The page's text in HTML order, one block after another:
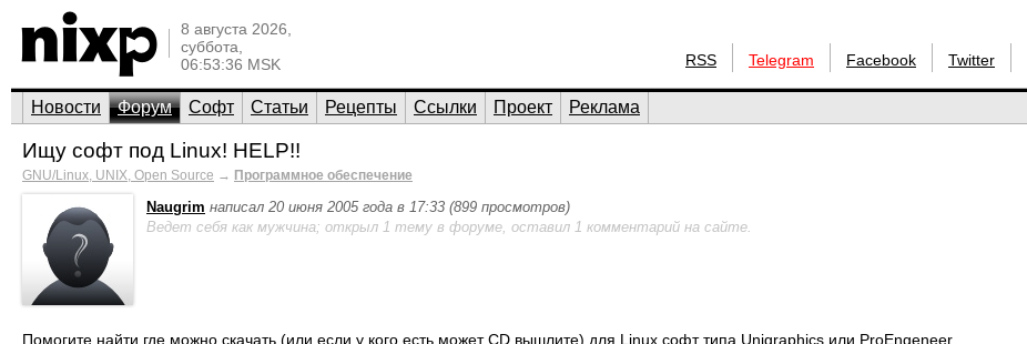
8 августа 2026,
суббота,
06:53:36 MSK
RSS Telegram Facebook Twitter
Новости Форум Софт Статьи Рецепты Ссылки Проект Реклама
Ищу софт под Linux! HELP!!
GNU/Linux, UNIX, Open Source → Программное обеспечение
Naugrim написал 20 июня 2005 года в 17:33 (899 просмотров)
Ведет себя как мужчина; открыл 1 тему в форуме, оставил 1 комментарий на сайте.
Помогите найти где можно скачать (или если у кого есть может CD вышлите) для Linux софт типа Unigraphics или ProEngeneer